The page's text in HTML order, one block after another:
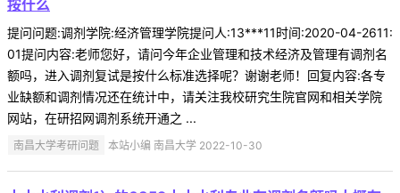
按什么
提问问题:调剂学院:经济管理学院提问人:13***11时间:2020-04-2611:
01提问内容:老师您好，请问今年企业管理和技术经济及管理有调剂名
额吗，进入调剂复试是按什么标准选择呢？谢谢老师！回复内容:各专
业缺额和调剂情况还在统计中，请关注我校研究生院官网和相关学院
网站，在研招网调剂系统开通之 ...
南昌大学考研问题 本站小编 南昌大学 2022-10-30